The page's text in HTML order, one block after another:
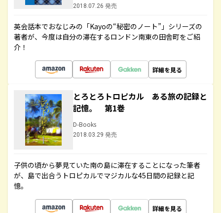
2018.07.26 発売
英会話本でおなじみの「Kayoの“秘密のノート”」シリーズの
著者が、今度は自分の滞在するロンドン南東の田舎町をご紹
介！
詳細を見る
とろとろトロピカル ある旅の記録と
記憶。 第1巻
D-Books
2018.03.29 発売
子供の頃から夢見ていた南の島に滞在することになった筆者
が、島で出合うトロピカルでマジカルな45日間の記録と記
憶。
詳細を見る